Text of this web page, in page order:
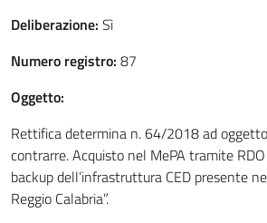
Deliberazione: Sì
Numero registro: 87
Oggetto:
Rettifica determina n. 64/2018 ad
contrarre. Acquisto nel MePA tramite
backup dell’infrastruttura CED presente
Reggio Calabria”.